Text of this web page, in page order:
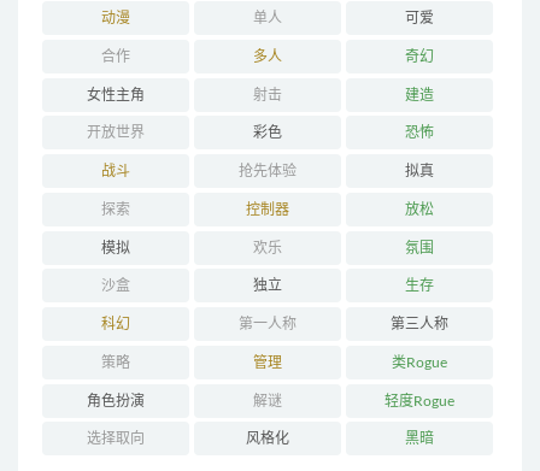
动漫 单人 可爱
合作 多人 奇幻
女性主角 射击 建造
开放世界 彩色 恐怖
战斗 抢先体验 拟真
探索 控制器 放松
模拟 欢乐 氛围
沙盒 独立 生存
科幻 第一人称 第三人称
策略 管理 类Rogue
角色扮演 解谜 轻度Rogue
选择取向 风格化 黑暗